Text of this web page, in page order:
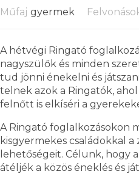
Műfaj gyermek
A hétvégi Ringató
nagyszülők és minden
tud jönni énekelni és
telnek azok a Ringatók,
felnőtt is elkíséri a
A Ringató foglalkozásokon
kisgyermekes családokkal a
lehetőségeit. Célunk, hogy
átéljék a közös éneklés és